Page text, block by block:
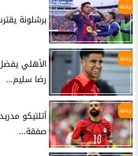
رياضة
برشلونة
رياضة
الأهلي
رضا سليم...
رياضة
أتلتيكو
صفقة...